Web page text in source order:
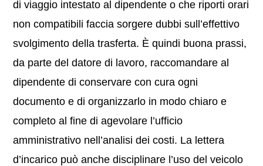
di viaggio intestato al dipendente o che riporti orari
non compatibili faccia sorgere dubbi sull’effettivo
svolgimento della trasferta. È quindi buona prassi,
da parte del datore di lavoro, raccomandare al
dipendente di conservare con cura ogni
documento e di organizzarlo in modo chiaro e
completo al fine di agevolare l’ufficio
amministrativo nell’analisi dei costi. La lettera
d’incarico può anche disciplinare l’uso del veicolo